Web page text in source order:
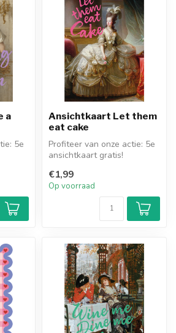
a
5e
Ansichtkaart Let them
eat cake
Profiteer van onze actie: 5e
ansichtkaart gratis!
€1,99
Op voorraad